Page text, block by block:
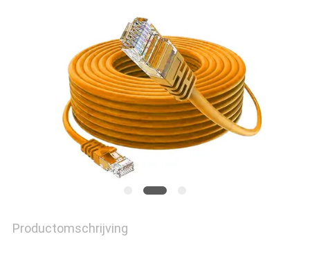
Productomschrijving